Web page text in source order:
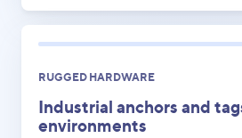
RUGGED HARDWARE
Industrial anchors and
environments